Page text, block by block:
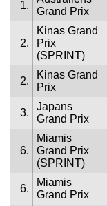
1.
Grand Prix
2.
Kinas Grand
Prix
(SPRINT)
2.
Kinas Grand
Prix
3.
Japans
Grand Prix
6.
Miamis
Grand Prix
(SPRINT)
6.
Miamis
Grand Prix